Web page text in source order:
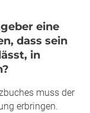
eine
dass sein
in
muss der
erbringen.